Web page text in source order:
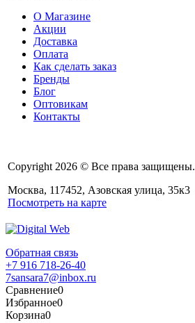
О Магазине
Акции
Доставка
Оплата
Как сделать заказ
Бренды
Блог
Оптовикам
Контакты
Copyright 2026 © Все права защищены.
Москва, 117452, Азовская улица, 35к3
Посмотреть на карте
Обратная связь
+7 916 718-26-40
7sansara7@inbox.ru
Сравнение0
Избранное0
Корзина0